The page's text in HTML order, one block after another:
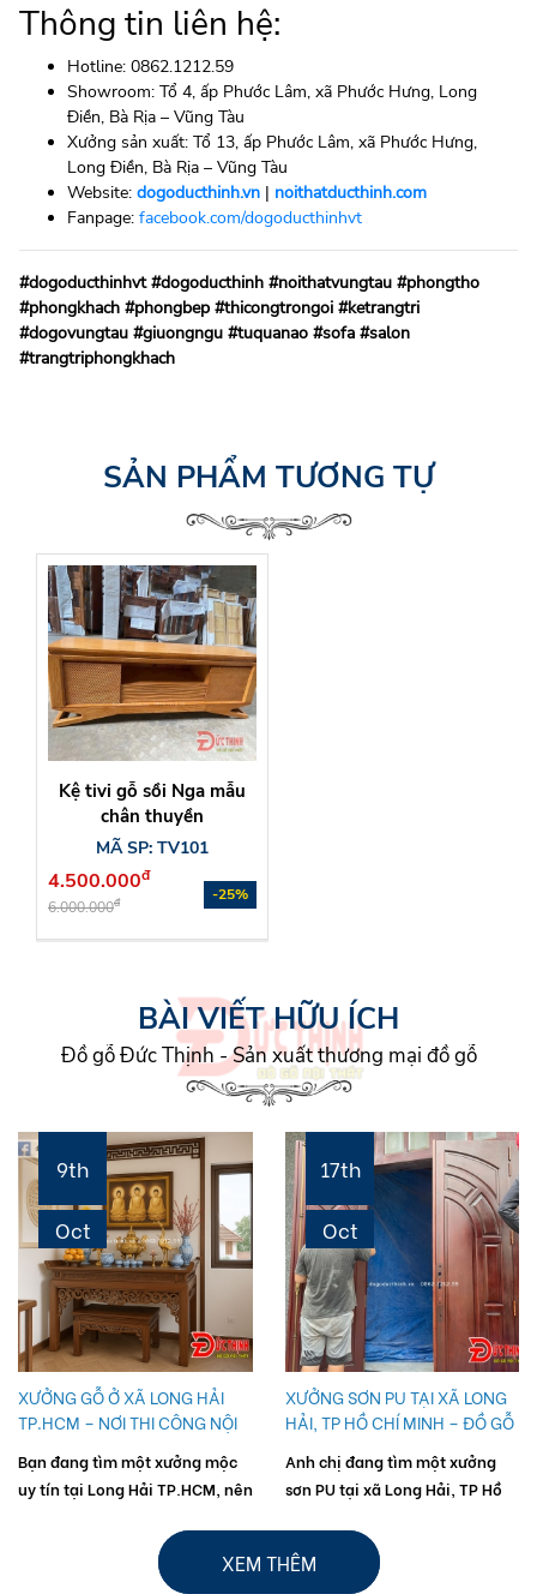
Thông tin liên hệ:
Hotline: 0862.1212.59
Showroom: Tổ 4, ấp Phước Lâm, xã Phước Hưng, Long
Điền, Bà Rịa – Vũng Tàu
Xưởng sản xuất: Tổ 13, ấp Phước Lâm, xã Phước Hưng,
Long Điền, Bà Rịa – Vũng Tàu
Website: dogoducthinh.vn | noithatducthinh.com
Fanpage: facebook.com/dogoducthinhvt
#dogoducthinhvt #dogoducthinh #noithatvungtau #phongtho
#phongkhach #phongbep #thicongtrongoi #ketrangtri
#dogovungtau #giuongngu #tuquanao #sofa #salon
#trangtriphongkhach
SẢN PHẨM TƯƠNG TỰ
Kệ tivi gỗ sồi Nga mẫu
chân thuyền
MÃ SP: TV101
4.500.000đ
6.000.000đ -25%
BÀI VIẾT HỮU ÍCH
Đồ gỗ Đức Thịnh - Sản xuất thương mại đồ gỗ
17th
Oct
XƯỞNG SƠN PU TẠI XÃ LONG
HẢI, TP HỒ CHÍ MINH – ĐỒ GỖ
Anh chị đang tìm một xưởng
sơn PU tại xã Long Hải, TP Hồ
hoặc phục hồi lại đồ gỗ nội
thất? Chúng tôi – Đồ Gỗ Đức
18th
Oct
TỦ QUẦN ÁO GỖ TỰ NHIÊN
LONG HẢI TP HỒ CHÍ MINH –
ĐỒ GỖ ĐỨC THỊNH VŨNG TÀU
Anh chị đang tìm tủ quần áo gỗ
tự nhiên tại Long Hải TP Hồ Chí
Minh để hoàn thiện không gian
phòng ngủ? Chúng tôi – Đồ Gỗ
Đức Thịnh, xưởng mộc uy tín...
XEM THÊM